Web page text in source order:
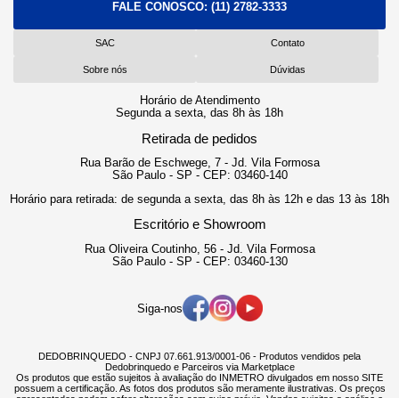
FALE CONOSCO: (11) 2782-3333
SAC Contato
Sobre nós Dúvidas
Horário de Atendimento
Segunda a sexta, das 8h às 18h
Retirada de pedidos
Rua Barão de Eschwege, 7 - Jd. Vila Formosa
São Paulo - SP - CEP: 03460-140
Horário para retirada: de segunda a sexta, das 8h às 12h e das 13 às 18h
Escritório e Showroom
Rua Oliveira Coutinho, 56 - Jd. Vila Formosa
São Paulo - SP - CEP: 03460-130
Siga-nos
DEDOBRINQUEDO - CNPJ 07.661.913/0001-06 - Produtos vendidos pela
Dedobrinquedo e Parceiros via Marketplace
Os produtos que estão sujeitos à avaliação do INMETRO divulgados em nosso SITE
possuem a certificação. As fotos dos produtos são meramente ilustrativas. Os preços